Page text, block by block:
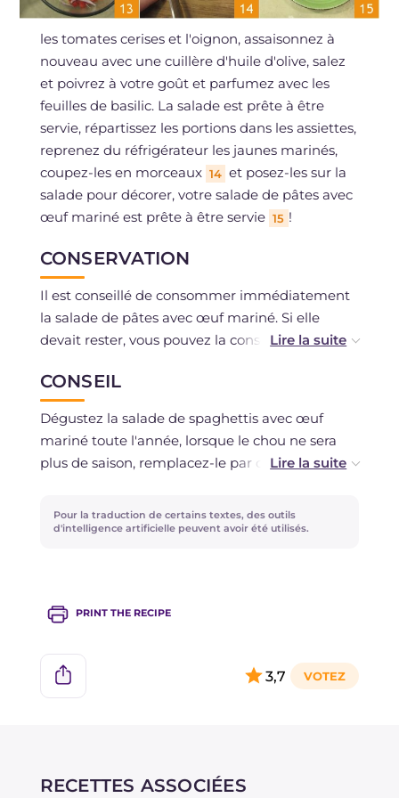
les tomates cerises et l'oignon, assaisonnez à
nouveau avec une cuillère d'huile d'olive, salez
et poivrez à votre goût et parfumez avec les
feuilles de basilic. La salade est prête à être
servie, répartissez les portions dans les assiettes,
reprenez du réfrigérateur les jaunes marinés,
coupez-les en morceaux 14 et posez-les sur la
salade pour décorer, votre salade de pâtes avec
œuf mariné est prête à être servie 15 !
CONSERVATION
Il est conseillé de consommer immédiatement
la salade de pâtes avec œuf mariné. Si elle
devait rester, vous pouvez la conserver au
congélation est déconseillée.
CONSEIL
Dégustez la salade de spaghettis avec œuf
mariné toute l'année, lorsque le chou ne sera
plus de saison, remplacez-le par des artichauts,
Pour l'œuf mariné, considérez que la marinade
marinade sera longue, plus l'œuf sera ferme,
permettra de le râper sur les plats.
Pour la traduction de certains textes, des outils
d'intelligence artificielle peuvent avoir été utilisés.
PRINT THE RECIPE
3,7
RECETTES ASSOCIÉES